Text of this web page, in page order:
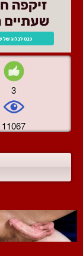
3
11067